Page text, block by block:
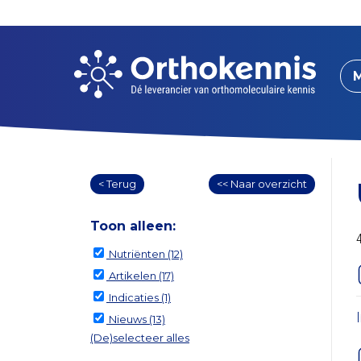
< Terug << Naar overzicht
Toon alleen:
Nutriënten (12)
Artikelen (17)
Indicaties (1)
Nieuws (13)
(De)selecteer alles